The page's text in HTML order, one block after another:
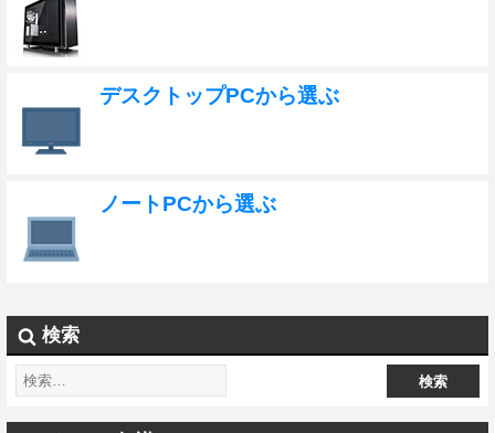
デスクトップPCから選ぶ
ノートPCから選ぶ
検索